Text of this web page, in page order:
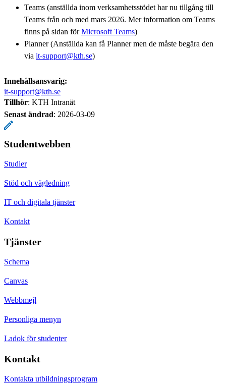
Teams (anställda inom verksamhetsstödet har nu tillgång till
Teams från och med mars 2026. Mer information om Teams
finns på sidan förMicrosoft Teams)
Planner (Anställda kan få Planner men de måste begära den
via it-support@kth.se)
Innehållsansvarig:
it-support@kth.se
Tillhör: KTH Intranät
Senast ändrad: 2026-03-09
Studentwebben
Studier
Stöd och vägledning
IT och digitala tjänster
Kontakt
Tjänster
Schema
Canvas
Webbmejl
Personliga menyn
Ladok för studenter
Kontakt
Kontakta utbildningsprogram